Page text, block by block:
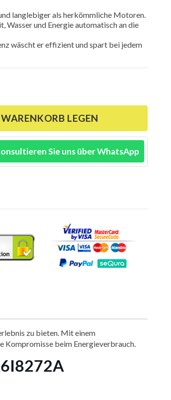
langlebiger als herkömmliche Motoren.
Wasser und Energie automatisch an die
wäscht er effizient und spart bei jedem
LEGEN
Sie uns über WhatsApp
zu bieten. Mit einem
Kompromisse beim Energieverbrauch.